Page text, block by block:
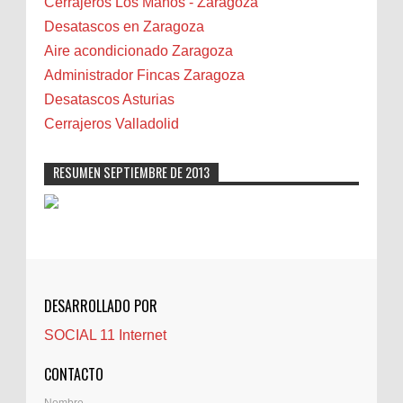
Biota
Camareta
Cáncer
Carmela Sauras
Carnavales
Castellón
Cerrajeros
Cocinas
Comentarios de la afición
Controller Zaragoza
Desatascos en Zaragoza
Aire acondicionado Zaragoza
Administrador Fincas Zaragoza
Desatascos Asturias
Cerrajeros Valladolid
RESUMEN SEPTIEMBRE DE 2013
DESARROLLADO POR
SOCIAL 11 Internet
CONTACTO